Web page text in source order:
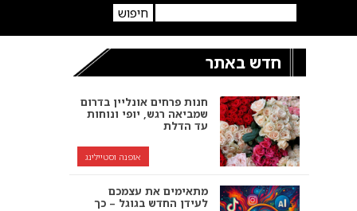
חדש באתר
חנות פרחים אונליין בדרום
שמביאה רגש, יופי ונוחות
עד הדלת
אופנה וסטיילינג
מתאימים את עצמכם
לעידן החדש בגוגל – כך